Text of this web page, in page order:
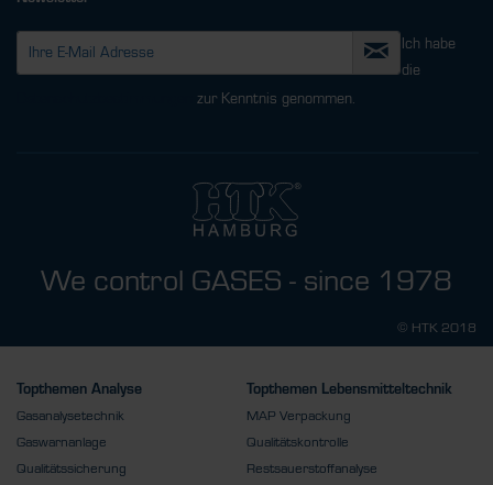
Ich habe
die
zur Kenntnis genommen.
We control GASES - since 1978
© HTK 2018
Topthemen Analyse
Gasanalysetechnik
Gaswarnanlage
Qualitätssicherung
Topthemen Lebensmitteltechnik
MAP Verpackung
Qualitätskontrolle
Restsauerstoffanalyse